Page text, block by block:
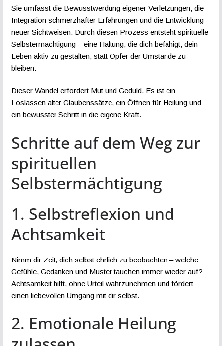
Sie umfasst die Bewusstwerdung eigener Verletzungen, die
Integration schmerzhafter Erfahrungen und die Entwicklung
neuer Sichtweisen. Durch diesen Prozess entsteht spirituelle
Selbstermächtigung – eine Haltung, die dich befähigt, dein
Leben aktiv zu gestalten, statt Opfer der Umstände zu
bleiben.
Dieser Wandel erfordert Mut und Geduld. Es ist ein
Loslassen alter Glaubenssätze, ein Öffnen für Heilung und
ein bewusster Schritt in die eigene Kraft.
Schritte auf dem Weg zur
spirituellen
Selbstermächtigung
1. Selbstreflexion und
Achtsamkeit
Nimm dir Zeit, dich selbst ehrlich zu beobachten – welche
Gefühle, Gedanken und Muster tauchen immer wieder auf?
Achtsamkeit hilft, ohne Urteil wahrzunehmen und fördert
einen liebevollen Umgang mit dir selbst.
2. Emotionale Heilung